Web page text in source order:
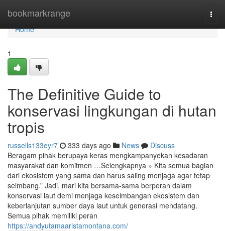
bookmarkrange
Home
Home
1
The Definitive Guide to
konservasi lingkungan di hutan
tropis
russells133eyr7 333 days ago News
Discuss
Beragam pihak berupaya keras mengkampanyekan kesadaran
masyarakat dan komitmen …Selengkapnya » Kita semua bagian
dari ekosistem yang sama dan harus saling menjaga agar tetap
seimbang.” Jadi, mari kita bersama-sama berperan dalam
konservasi laut demi menjaga keseimbangan ekosistem dan
keberlanjutan sumber daya laut untuk generasi mendatang.
Semua pihak memiliki peran
https://andyutamaaristamontana.com/